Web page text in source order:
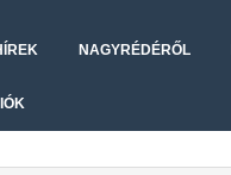
NAGYRÉDÉRŐL